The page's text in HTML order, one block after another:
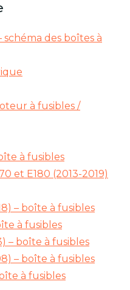
schéma des boîtes à
à fusibles /
à fusibles
et E180 (2013-2019)
– boîte à fusibles
à fusibles
– boîte à fusibles
– boîte à fusibles
à fusibles